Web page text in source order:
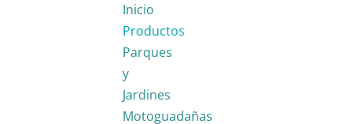
Inicio
Productos
Parques
y
Jardines
Motoguadañas